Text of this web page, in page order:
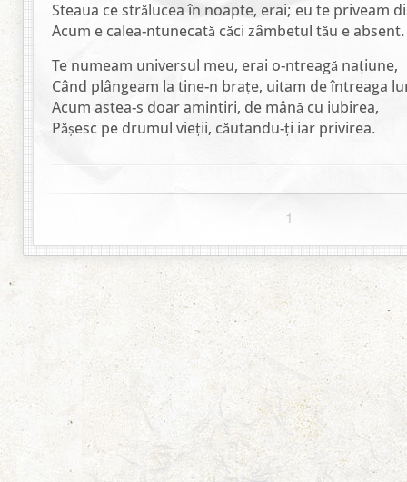
Steaua ce strălucea în noapte, erai; eu te priveam
Acum e calea-ntunecată căci zâmbetul tău e absent.
Te numeam universul meu, erai o-ntreagă națiune,
Când plângeam la tine-n brațe, uitam de întreaga
Acum astea-s doar amintiri, de mână cu iubirea,
Pășesc pe drumul vieții, căutandu-ți iar privirea.
1